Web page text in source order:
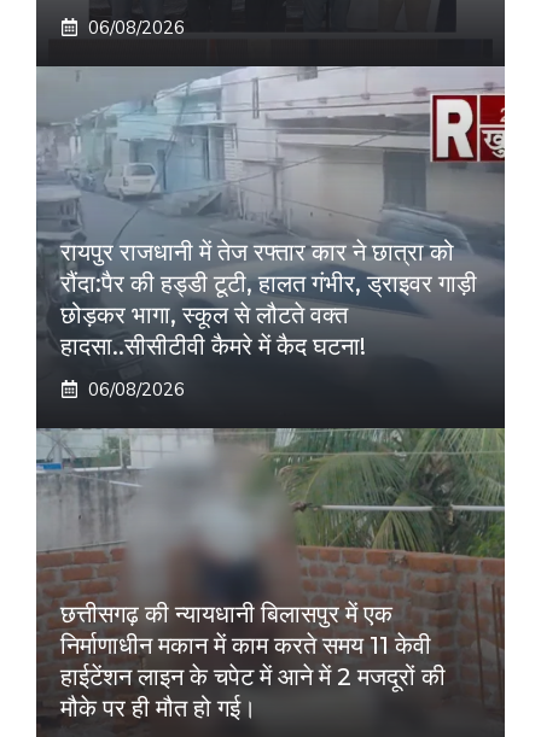
06/08/2026
रायपुर राजधानी में तेज रफ्तार कार ने छात्रा को
रौंदा:पैर की हड्डी टूटी, हालत गंभीर, ड्राइवर गाड़ी
छोड़कर भागा, स्कूल से लौटते वक्त
हादसा..सीसीटीवी कैमरे में कैद घटना!
06/08/2026
छत्तीसगढ़ की न्यायधानी बिलासपुर में एक
निर्माणाधीन मकान में काम करते समय 11 केवी
हाईटेंशन लाइन के चपेट में आने में 2 मजदूरों की
मौके पर ही मौत हो गई।